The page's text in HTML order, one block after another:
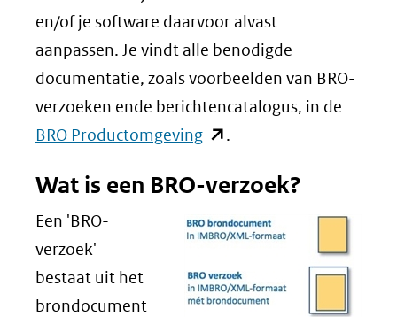
en/of je software daarvoor alvast
aanpassen. Je vindt alle benodigde
documentatie, zoals voorbeelden van BRO-
verzoeken ende berichtencatalogus, in de
BRO Productomgeving(opent
nieuw
venster)
(verwijst
naar
een
.
Wat is een BRO-verzoek?
Een 'BRO-
verzoek'
bestaat uit het
brondocument